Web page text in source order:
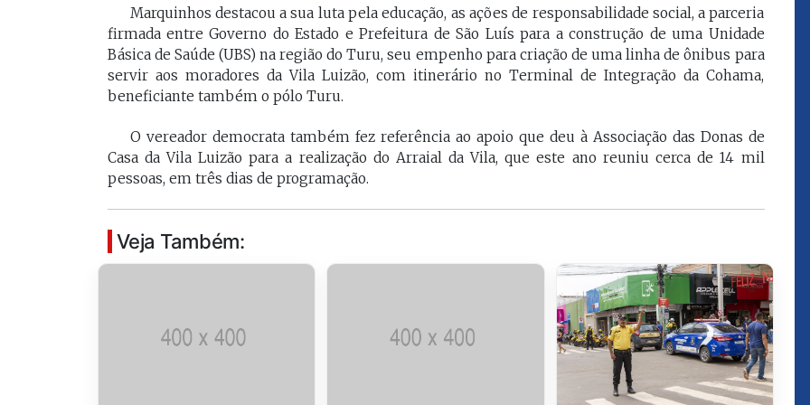
Marquinhos destacou a sua luta pela educação, as ações de responsabilidade social, a parceria
firmada entre Governo do Estado e Prefeitura de São Luís para a construção de uma Unidade
Básica de Saúde (UBS) na região do Turu, seu empenho para criação de uma linha de ônibus para
servir aos moradores da Vila Luizão, com itinerário no Terminal de Integração da Cohama,
beneficiante também o pólo Turu.
O vereador democrata também fez referência ao apoio que deu à Associação das Donas de
Casa da Vila Luizão para a realização do Arraial da Vila, que este ano reuniu cerca de 14 mil
pessoas, em três dias de programação.
Veja Também:
porque nós temos
mais convergências do
divergências, somos da
geração.
FELIPE CAMARÃO
Procurador federal de
carreira e professor da
UFMA, foi presidente do
Procon/MA e atuou como
Secma, Segov e Seduc. É
vice-governador do
Vossa Excelência que eu estou
fora."
Desembargador
maranhense desde março
de 2007. Ocupou o cargo de
diretor da Escola Superior
Maranhão (ESMAM) no
do Maranhão no biênio
2022/2024.
juízes e servidores"
FROZ SOBRINHO
onde foi Promotor de
Justiça. Como
desembargador exerceu a